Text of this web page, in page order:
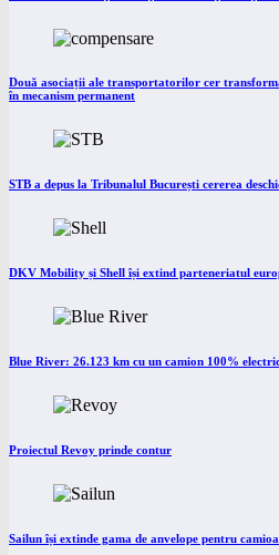
Două asociații ale transportatorilor cer
în mecanism permanent
STB a depus la Tribunalul București cererea
DKV Mobility și Shell își extind parteneriatul
Blue River: 26.123 km cu un camion 100%
Proiectul Revoy prinde contur
Sailun își extinde gama de anvelope pentru